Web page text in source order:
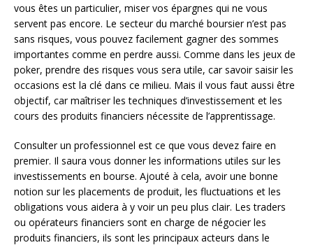
vous êtes un particulier, miser vos épargnes qui ne vous
servent pas encore. Le secteur du marché boursier n’est pas
sans risques, vous pouvez facilement gagner des sommes
importantes comme en perdre aussi. Comme dans les jeux de
poker, prendre des risques vous sera utile, car savoir saisir les
occasions est la clé dans ce milieu. Mais il vous faut aussi être
objectif, car maîtriser les techniques d’investissement et les
cours des produits financiers nécessite de l’apprentissage.
Consulter un professionnel est ce que vous devez faire en
premier. Il saura vous donner les informations utiles sur les
investissements en bourse. Ajouté à cela, avoir une bonne
notion sur les placements de produit, les fluctuations et les
obligations vous aidera à y voir un peu plus clair. Les traders
ou opérateurs financiers sont en charge de négocier les
produits financiers, ils sont les principaux acteurs dans le